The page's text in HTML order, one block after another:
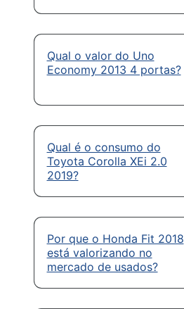
Qual o valor do Uno
Economy 2013 4 portas?
Qual é o consumo do
Toyota Corolla XEi 2.0
2019?
Por que o Honda Fit 2018
está valorizando no
mercado de usados?